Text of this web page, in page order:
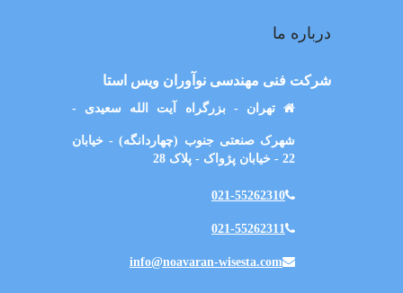
درباره ما
شرکت فنی مهندسی نوآوران ویس استا
تهران - بزرگراه آیت الله سعیدی -
شهرک صنعتی جنوب (چهاردانگه) - خیابان
22 - خیابان پژواک - پلاک 28
021-55262310
021-55262311
info@noavaran-wisesta.com